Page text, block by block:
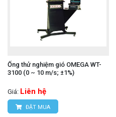
Ống thử nghiệm gió OMEGA WT-
3100 (0 ~ 10 m/s; ±1%)
Giá: Liên hệ
ĐẶT MUA